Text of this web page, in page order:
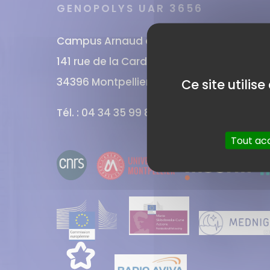
GENOPOLYS UAR 3656
Campus Arnaud de Villeneuve
141 rue de la Cardonille
34396 Montpellier CEDEX 5
Tél. : 04 34 35 99 86
Ce site
Tout